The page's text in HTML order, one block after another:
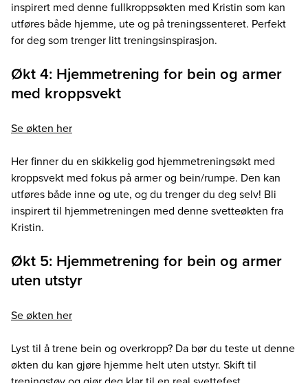
inspirert med denne fullkroppsøkten med Kristin som kan
utføres både hjemme, ute og på treningssenteret. Perfekt
for deg som trenger litt treningsinspirasjon.
Økt 4: Hjemmetrening for bein og armer
med kroppsvekt
Se økten her
Her finner du en skikkelig god hjemmetreningsøkt med
kroppsvekt med fokus på armer og bein/rumpe. Den kan
utføres både inne og ute, og du trenger du deg selv! Bli
inspirert til hjemmetreningen med denne svetteøkten fra
Kristin.
Økt 5: Hjemmetrening for bein og armer
uten utstyr
Se økten her
Lyst til å trene bein og overkropp? Da bør du teste ut denne
økten du kan gjøre hjemme helt uten utstyr. Skift til